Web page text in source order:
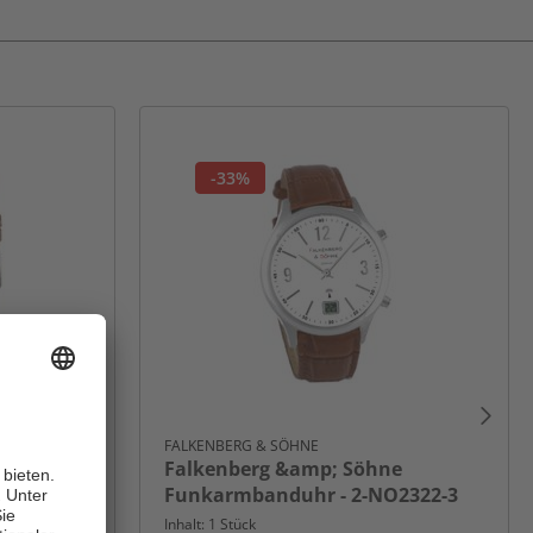
-33%
FALKENBERG & SÖHNE
Falkenberg &amp; Söhne
Funkarmbanduhr - 2-NO2322-3
Inhalt: 1 Stück